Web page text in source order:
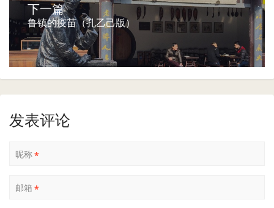
下一篇
鲁镇的疫苗（孔乙己版）
发表评论
昵称*
邮箱 *